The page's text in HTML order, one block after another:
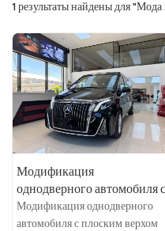
1 результаты найдены для
Модификация
однодверного автомобиля с
плоским верхом Benz Vito
Модификация однодверного
автомобиля с плоским верхом